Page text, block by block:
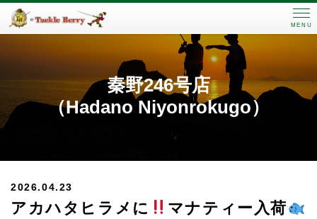
MENU
秦野246号店
（Hadano Niyonrokugo）
2026.04.23
アカハタヒラメに マナティー入荷